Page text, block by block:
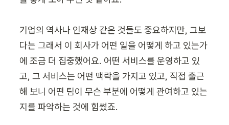
기업의 역사나 인재상 같은 것들도 중요하지만, 그보
다는 그래서 이 회사가 어떤 일을 어떻게 하고 있는가
에 조금 더 집중했어요. 어떤 서비스를 운영하고 있
고, 그 서비스는 어떤 맥락을 가지고 있고, 직접 출근
해 보니 어떤 팀이 무슨 부분에 어떻게 관여하고 있는
지를 파악하는 것에 힘썼죠.